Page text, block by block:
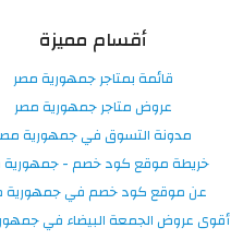
أقسام مميزة
قائمة بمتاجر جمهورية مصر
عروض متاجر جمهورية مصر
مدونة التسوق في جمهورية
خريطة موقع كود خصم -
عن موقع كود خصم في جمهورية
أقوى عروض الجمعة البيضاء في